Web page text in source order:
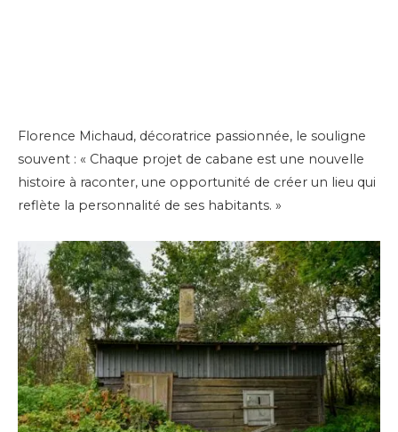
Florence Michaud, décoratrice passionnée, le souligne
souvent : « Chaque projet de cabane est une nouvelle
histoire à raconter, une opportunité de créer un lieu qui
reflète la personnalité de ses habitants. »